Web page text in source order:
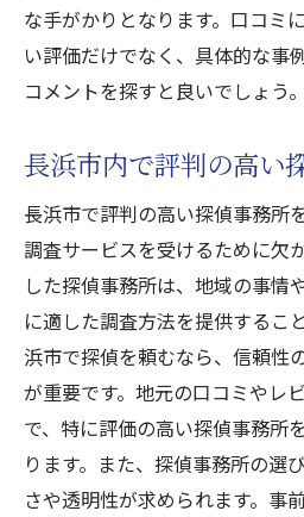
な手がかりとなります。口コミ
い評価だけでなく、具体的な事
コメントを探すと良いでしょう。
長浜市内で評判の高い
長浜市で評判の高い探偵事務所
調査サービスを受けるために欠
した探偵事務所は、地域の事情
に適した調査方法を提供するこ
浜市で探偵を頼むなら、信頼性
が重要です。地元の口コミやレ
で、特に評価の高い探偵事務所
ります。また、探偵事務所の選
さや透明性が求められます。事